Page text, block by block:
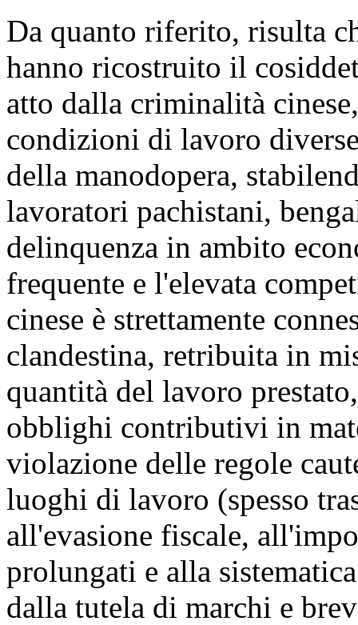
Da quanto riferito, risulta
hanno ricostruito il
atto dalla criminalità
condizioni di lavoro
della manodopera,
lavoratori pachistani,
delinquenza in ambito
frequente e l'elevata
cinese è strettamente
clandestina, retribuita in
quantità del lavoro
obblighi contributivi in
violazione delle regole
luoghi di lavoro (spesso
all'evasione fiscale,
prolungati e alla
dalla tutela di marchi e